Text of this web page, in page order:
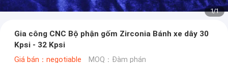
1/1
Gia công CNC Bộ phận gốm Zirconia Bánh xe dây 30
Kpsi - 32 Kpsi
Giá bán：negotiable MOQ：Đàm phán